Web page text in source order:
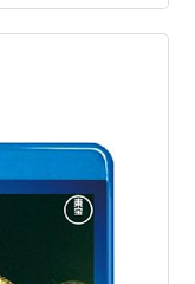
さえる。 ビオラ
ウィンドウ にあ
外だ。
…